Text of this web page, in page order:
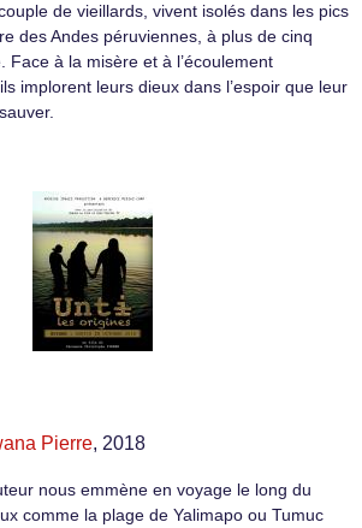
de vieillards, vivent isolés dans les pics
des Andes péruviennes, à plus de cinq
Face à la misère et à l’écoulement
implorent leurs dieux dans l’espoir que leur
Pierre, 2018
nous emmène en voyage le long du
comme la plage de Yalimapo ou Tumuc